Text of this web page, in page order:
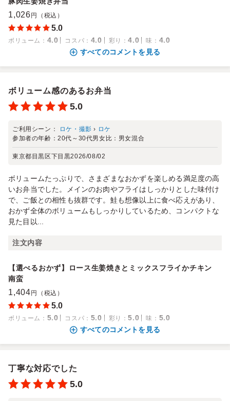
1,026 円（税込）
5.0
ボリューム ： 4.0 コスパ ： 4.0 彩り ：4.0 味 ： 4.0
すべてのコメントを見る
ボリューム感のあるお弁当
5.0
ご利用シーン： ロケ・撮影 › ロケ
参加者の年齢：20代～30代男女比： 男女混合
東京都目黒区下目黒2026/08/02
ボリュームたっぷりで、さまざまなおかずを楽しめる満足度の高
いお弁当でした。メインのお肉やフライはしっかりとした味付け
で、ご飯との相性も抜群です。鮭も想像以上に食べ応えがあり、
おかず全体のボリュームもしっかりしているため、コンパクトな
見た目以...
注文内容
【選べるおかず】ロース生姜焼きとミックスフライかチキン
南蛮
1,404 円（税込）
5.0
ボリューム ： 5.0 コスパ ： 5.0 彩り ：5.0 味 ： 5.0
すべてのコメントを見る
丁寧な対応でした
5.0